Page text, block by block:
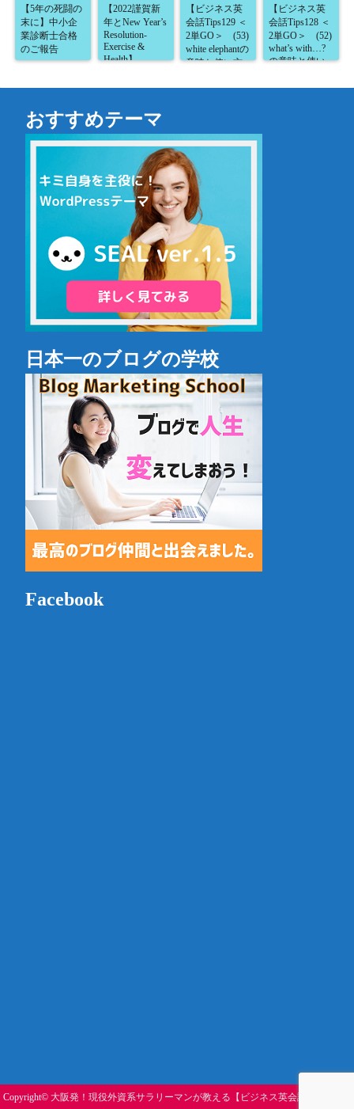
【5年の死闘の
末に】中小企
業診断士合格
のご報告
【2022謹賀新
年とNew Year’s
Resolution-
Exercise &
Health】
【ビジネス英
会話Tips129 ＜
2単GO＞ (53)
white elephantの
意味と使い方
る！】
【ビジネス英
会話Tips128 ＜
2単GO＞ (52)
what’s with…?
の意味と使い
る！】
おすすめテーマ
日本一のブログの学校
Facebook
Copyright© 大阪発！現役外資系サラリーマンが教える【ビジネス英会話塾】